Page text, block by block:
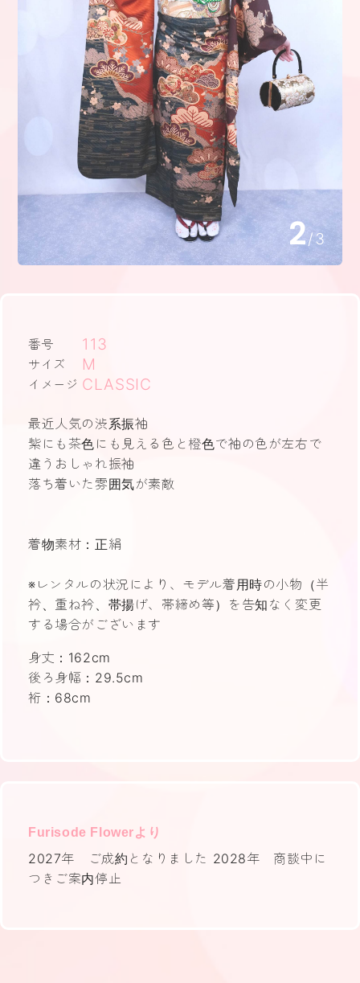
2/3
番号 113
サイズ M
イメージ CLASSIC
最近人気の渋系振袖
紫にも茶色にも見える色と橙色で袖の色が左右で
違うおしゃれ振袖
落ち着いた雰囲気が素敵
着物素材：正絹
※レンタルの状況により、モデル着用時の小物（半
衿、重ね衿、帯揚げ、帯締め等）を告知なく変更
する場合がございます
身丈：162cm
後ろ身幅：29.5cm
裄：68cm
Furisode Flowerより
2027年 ご成約となりました 2028年 商談中に
つきご案内停止